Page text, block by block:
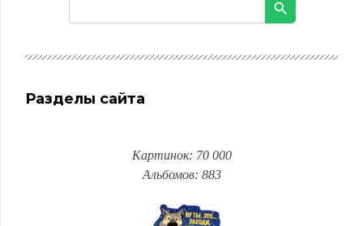
Разделы сайта
Картинок: 70 000
Альбомов: 883